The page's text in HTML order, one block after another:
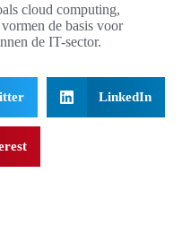
cloud computing,
de basis voor
de IT-sector.
LinkedIn